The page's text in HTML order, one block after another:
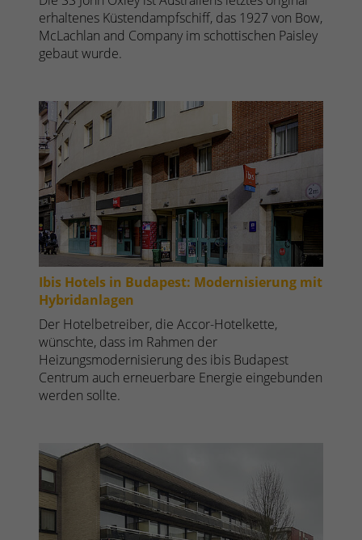
erhaltenes Küstendampfschiff, das 1927 von Bow,
McLachlan and Company im schottischen Paisley
gebaut wurde.
Ibis Hotels in Budapest: Modernisierung mit
Hybridanlagen
Der Hotelbetreiber, die Accor-Hotelkette,
wünschte, dass im Rahmen der
Heizungsmodernisierung des ibis Budapest
Centrum auch erneuerbare Energie eingebunden
werden sollte.